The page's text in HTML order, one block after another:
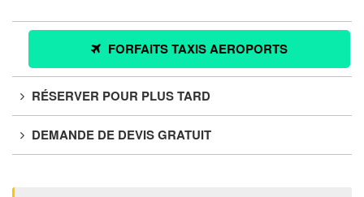
FORFAITS TAXIS AEROPORTS
RÉSERVER POUR PLUS TARD
DEMANDE DE DEVIS GRATUIT